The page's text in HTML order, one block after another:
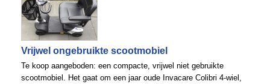
Vrijwel ongebruikte scootmobiel
Te koop aangeboden: een compacte, vrijwel niet gebruikte
scootmobiel. Het gaat om een jaar oude Invacare Colibri 4-wiel,